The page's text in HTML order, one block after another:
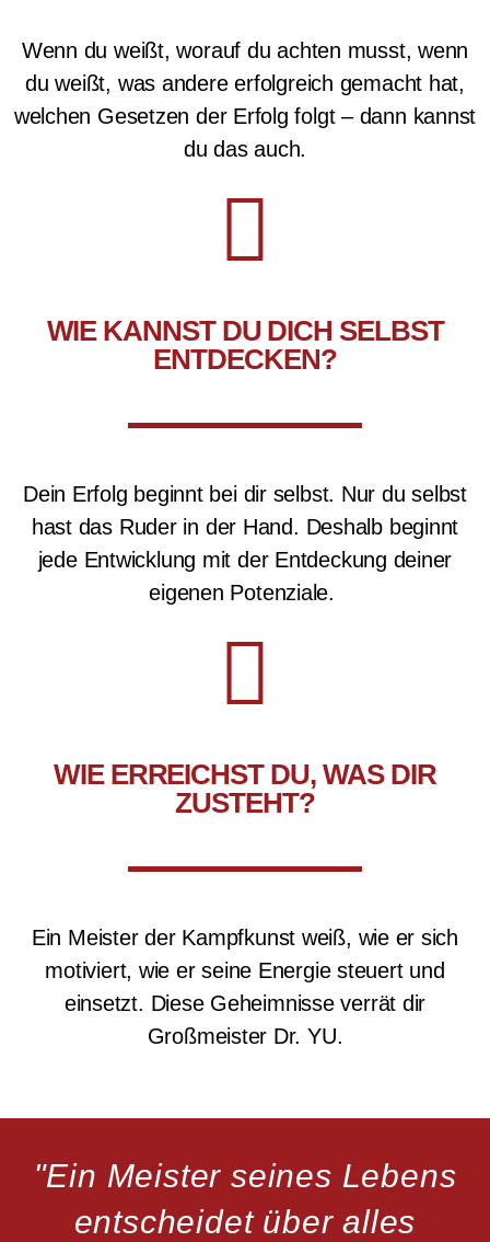
Wenn du weißt, worauf du achten musst, wenn
du weißt, was andere erfolgreich gemacht hat,
welchen Gesetzen der Erfolg folgt – dann kannst
du das auch.
WIE KANNST DU DICH SELBST
ENTDECKEN?
Dein Erfolg beginnt bei dir selbst. Nur du selbst
hast das Ruder in der Hand. Deshalb beginnt
jede Entwicklung mit der Entdeckung deiner
eigenen Potenziale.
WIE ERREICHST DU, WAS DIR
ZUSTEHT?
Ein Meister der Kampfkunst weiß, wie er sich
motiviert, wie er seine Energie steuert und
einsetzt. Diese Geheimnisse verrät dir
Großmeister Dr. YU.
"Ein Meister seines Lebens
entscheidet über alles